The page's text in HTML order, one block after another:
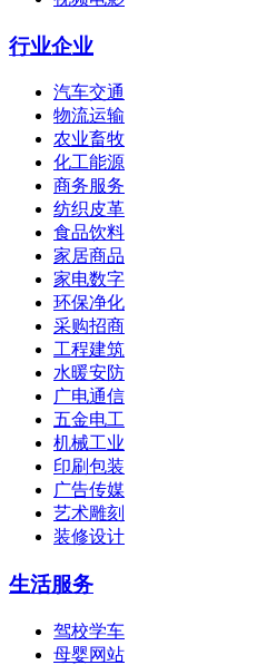
行业企业
汽车交通
物流运输
农业畜牧
化工能源
商务服务
纺织皮革
食品饮料
家居商品
家电数字
环保净化
采购招商
工程建筑
水暖安防
广电通信
五金电工
机械工业
印刷包装
广告传媒
艺术雕刻
装修设计
生活服务
驾校学车
母婴网站